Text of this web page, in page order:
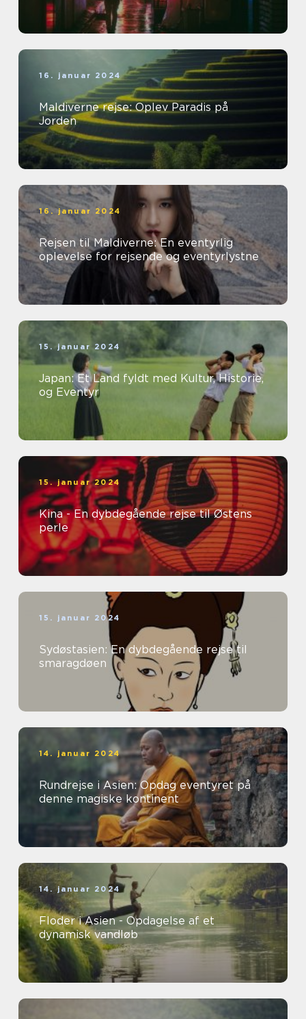
16. januar 2024
Maldiverne rejse: Oplev Paradis på
Jorden
16. januar 2024
Rejsen til Maldiverne: En eventyrlig
oplevelse for rejsende og eventyrlystne
15. januar 2024
Japan: Et Land fyldt med Kultur, Historie,
og Eventyr
15. januar 2024
Kina - En dybdegående rejse til Østens
perle
15. januar 2024
Sydøstasien: En dybdegående rejse til
smaragdøen
14. januar 2024
Rundrejse i Asien: Opdag eventyret på
denne magiske kontinent
14. januar 2024
Floder i Asien - Opdagelse af et
dynamisk vandløb